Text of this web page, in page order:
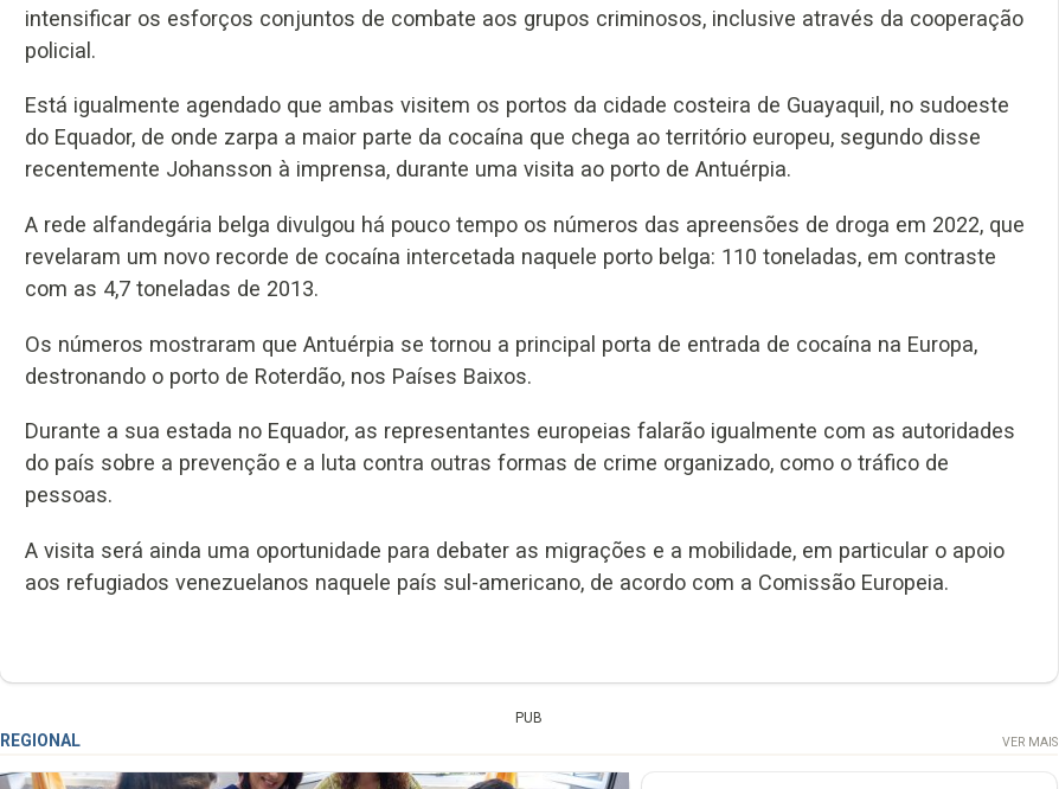
intensificar os esforços conjuntos de combate aos grupos criminosos, inclusive através da cooperação
policial.
Está igualmente agendado que ambas visitem os portos da cidade costeira de Guayaquil, no sudoeste
do Equador, de onde zarpa a maior parte da cocaína que chega ao território europeu, segundo disse
recentemente Johansson à imprensa, durante uma visita ao porto de Antuérpia.
A rede alfandegária belga divulgou há pouco tempo os números das apreensões de droga em 2022, que
revelaram um novo recorde de cocaína intercetada naquele porto belga: 110 toneladas, em contraste
com as 4,7 toneladas de 2013.
Os números mostraram que Antuérpia se tornou a principal porta de entrada de cocaína na Europa,
destronando o porto de Roterdão, nos Países Baixos.
Durante a sua estada no Equador, as representantes europeias falarão igualmente com as autoridades
do país sobre a prevenção e a luta contra outras formas de crime organizado, como o tráfico de
pessoas.
A visita será ainda uma oportunidade para debater as migrações e a mobilidade, em particular o apoio
aos refugiados venezuelanos naquele país sul-americano, de acordo com a Comissão Europeia.
PUB
REGIONAL VER MAIS